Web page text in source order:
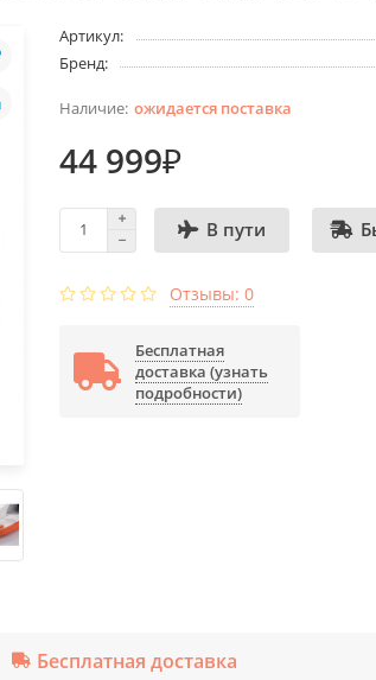
Артикул:
Бренд:
ожидается поставка
44 999₽
В пути
Отзывы: 0
Бесплатная
доставка (узнать
подробности)
Бесплатная доставка